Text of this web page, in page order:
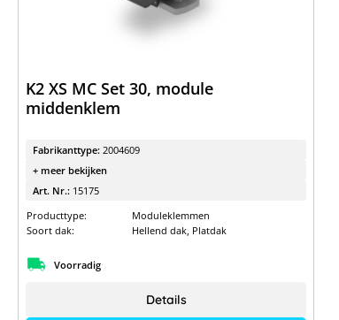
K2 XS MC Set 30, module
middenklem
Fabrikanttype: 2004609
+ meer bekijken
Art. Nr.: 15175
Producttype:
Moduleklemmen
Soort dak:
Hellend dak, Platdak
Voorradig
Details